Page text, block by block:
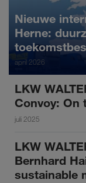
Nieuwe
Herne:
april 2026
LKW
Convoy: On
juli 2025
LKW
Bernhard
sustainable